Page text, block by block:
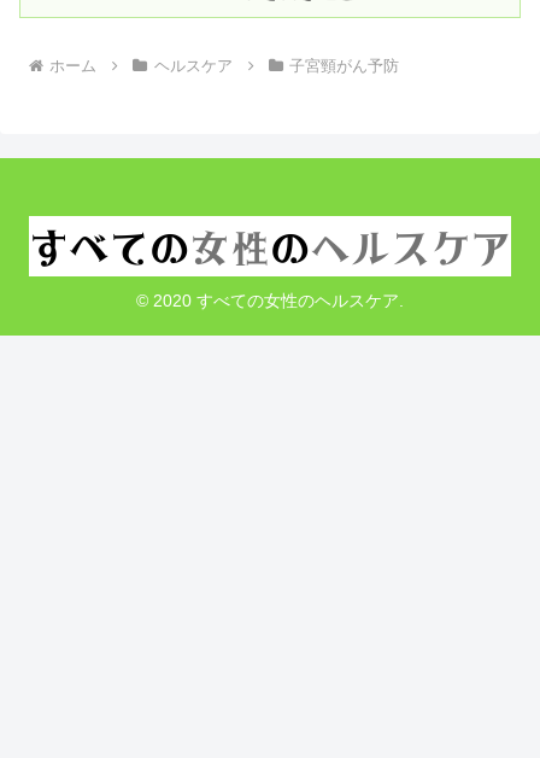
ホーム ヘルスケア 子宮頸がん予防
© 2020 すべての女性のヘルスケア.